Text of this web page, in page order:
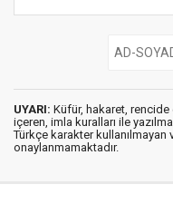
UYARI: Küfür, hakaret, rencide
içeren, imla kuralları ile
Türkçe karakter kullanılmayan
onaylanmamaktadır.